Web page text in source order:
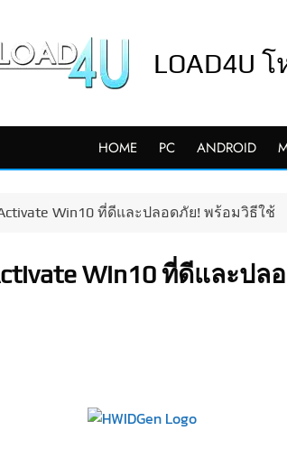
LOAD4U
HOME PC ANDROID
Win10 ที่ดีและปลอดภัย! พร้อมวิธีใช้
Win10 ที่ดีและป